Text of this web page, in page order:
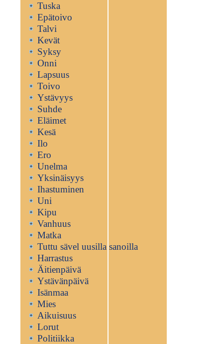
Tuska
Epätoivo
Talvi
Kevät
Syksy
Onni
Lapsuus
Toivo
Ystävyys
Suhde
Eläimet
Kesä
Ilo
Ero
Unelma
Yksinäisyys
Ihastuminen
Uni
Kipu
Vanhuus
Matka
Tuttu sävel uusilla sanoilla
Harrastus
Äitienpäivä
Ystävänpäivä
Isänmaa
Mies
Aikuisuus
Lorut
Politiikka